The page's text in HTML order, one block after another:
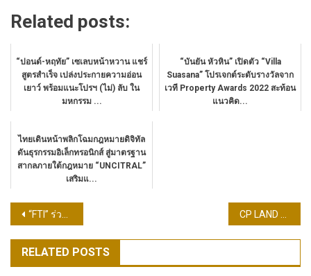
Related posts:
“ปอนด์-หฤทัย” เซเลบหน้าหวาน แชร์
สูตรสำเร็จ เปล่งประกายความอ่อน
เยาว์ พร้อมแนะโปรฯ (ไม่) ลับ ใน
มหกรรม ...
“บันยัน หัวหิน” เปิดตัว “Villa
Suasana” โปรเจกต์ระดับรางวัลจาก
เวที Property Awards 2022 สะท้อน
แนวคิด...
ไทยเดินหน้าพลิกโฉมกฎหมายดิจิทัล
ดันธุรกรรมอิเล็กทรอนิกส์ สู่มาตรฐาน
สากลภายใต้กฎหมาย “UNCITRAL”
เสริมแ...
แนะแนว
เรื่อง
“FTI” ร่วมกับพันธมิตร จัดอบรมเชิงลึกผลิตภัณฑ์กรองน้ำ เสริมทักษะ–เพิ่มศักยภาพผู้เชี่ยวชาญในภูมิภาค
RELATED POSTS